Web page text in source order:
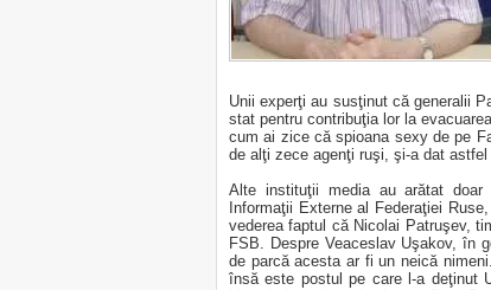
Unii experţi au susţinut că generalii
stat pentru contribuţia lor la
cum ai zice că spioana sexy de pe
de alţi zece agenţi ruşi, şi-a dat
Alte instituţii media au arătat
Informaţii Externe al Federaţiei
vederea faptul că Nicolai Patruşev,
FSB. Despre Veaceslav Uşakov, în
de parcă acesta ar fi un neică
însă este postul pe care l-a deţinut